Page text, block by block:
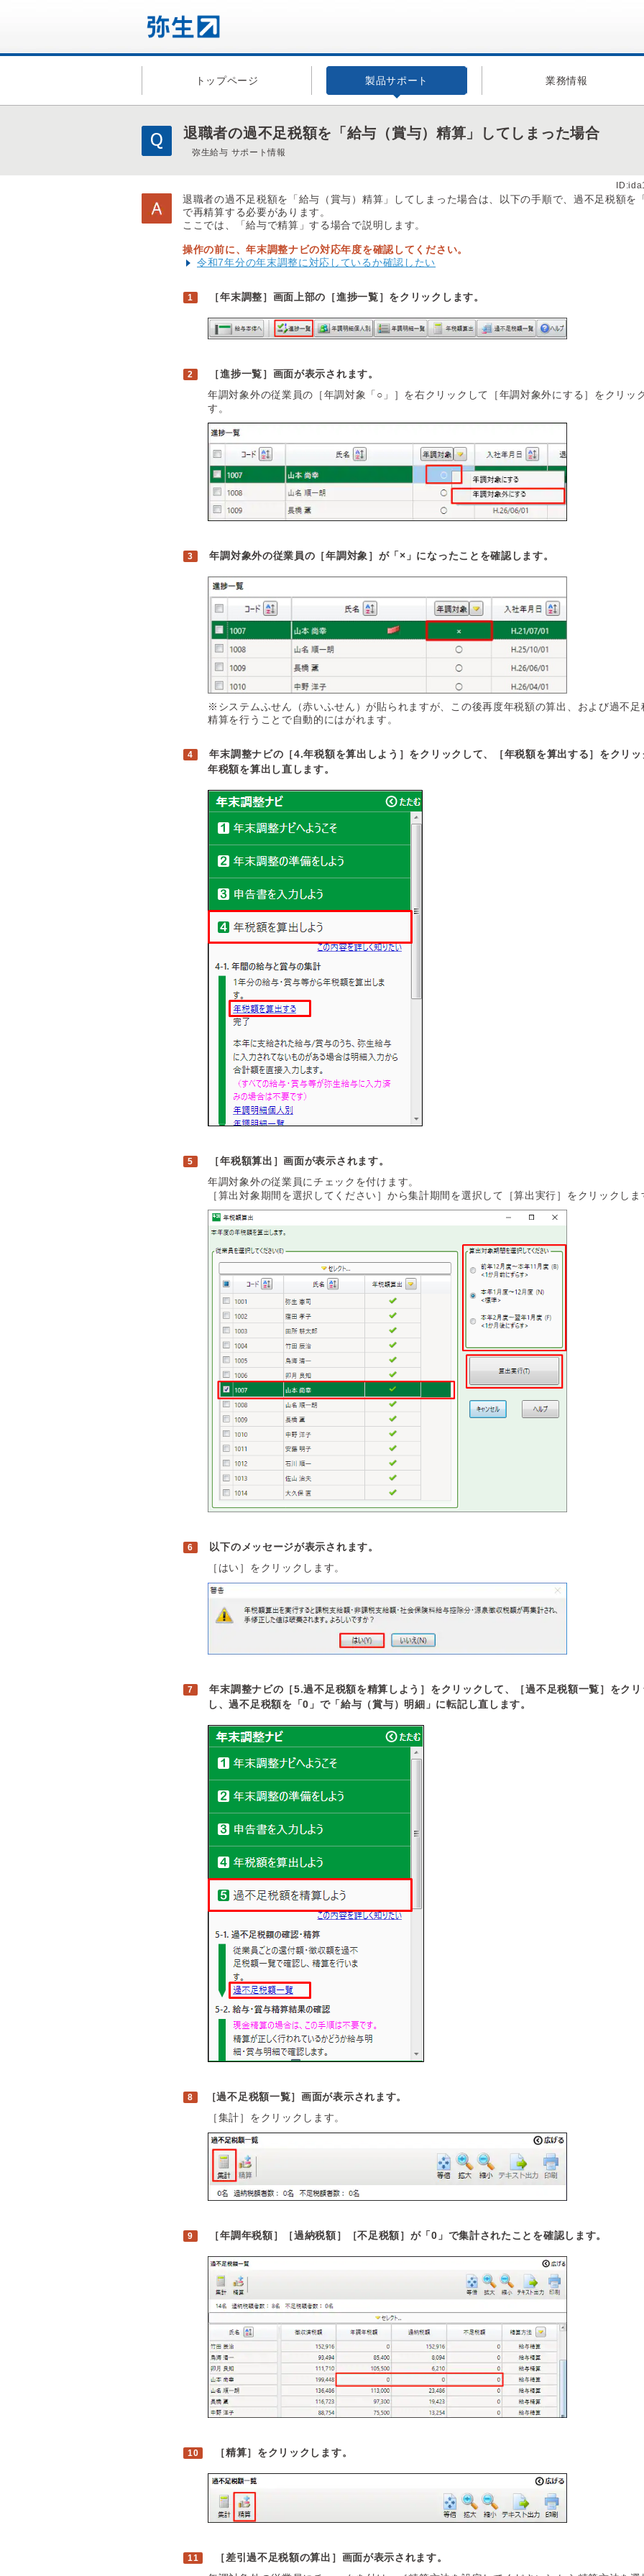
トップページ 製品サポート 業務情報
退職者の過不足税額を「給与（賞与）精算」してしまった場合
弥生給与 サポート情報
退職者の過不足税額を「給与（賞与）精算」してしまった場合は、以下の手順で、過不足税額を
で再精算する必要があります。
ここでは、「給与で精算」する場合で説明します。
操作の前に、年末調整ナビの対応年度を確認してください。
令和7年分の年末調整に対応しているか確認したい
［年末調整］画面上部の［進捗一覧］をクリックします。
［進捗一覧］画面が表示されます。
年調対象外の従業員の［年調対象「○」］を右クリックして［年調対象外にする］をクリッ
す。
年調対象外の従業員の［年調対象］が「×」になったことを確認します。
※システムふせん（赤いふせん）が貼られますが、この後再度年税額の算出、および過不足
精算を行うことで自動的にはがれます。
年末調整ナビの［4.年税額を算出しよう］をクリックして、［年税額を算出する］をクリ
年税額を算出し直します。
［年税額算出］画面が表示されます。
年調対象外の従業員にチェックを付けます。
［算出対象期間を選択してください］から集計期間を選択して［算出実行］をクリックしま
以下のメッセージが表示されます。
［はい］をクリックします。
年末調整ナビの［5.過不足税額を精算しよう］をクリックして、［過不足税額一覧］をクリ
し、過不足税額を「0」で「給与（賞与）明細」に転記し直します。
［過不足税額一覧］画面が表示されます。
［集計］をクリックします。
［年調年税額］［過納税額］［不足税額］が「0」で集計されたことを確認します。
［精算］をクリックします。
［差引過不足税額の算出］画面が表示されます。